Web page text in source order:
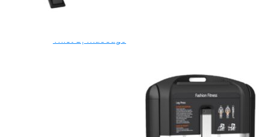
Thiết Bị Massage
Máy chạy bộ Spirit
Xe đạp ngồi có tựa lưng Spirit
Máy trượt tuyết Spirit